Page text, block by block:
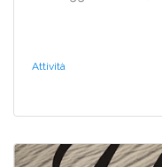
Attività